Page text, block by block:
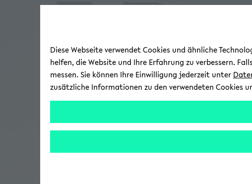
Diese Webseite verwendet Cookies und ähnliche
helfen, die Website und Ihre Erfahrung zu verbessern.
messen. Sie können Ihre Einwilligung jederzeit unter
zusätzliche Informationen zu den verwendeten Cookies